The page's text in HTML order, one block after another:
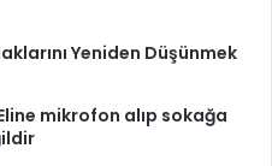
Yeniden Düşünmek
mikrofon alıp sokağa